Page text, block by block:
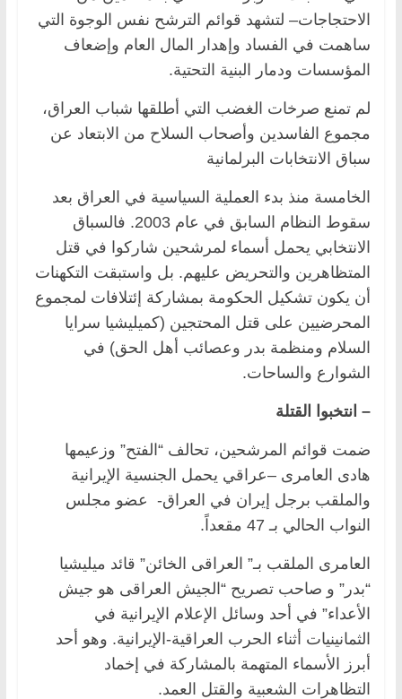
الاحتجاجات– لتشهد قوائم الترشح نفس الوجوة التي
ساهمت في الفساد وإهدار المال العام وإضعاف
المؤسسات ودمار البنية التحتية.
لم تمنع صرخات الغضب التي أطلقها شباب العراق،
مجموع الفاسدين وأصحاب السلاح من الابتعاد عن
سباق الانتخابات البرلمانية
الخامسة منذ بدء العملية السياسية في العراق بعد
سقوط النظام السابق في عام 2003. فالسباق
الانتخابي يحمل أسماء لمرشحين شاركوا في قتل
المتظاهرين والتحريض عليهم. بل واستبقت التكهنات
أن يكون تشكيل الحكومة بمشاركة إئتلافات لمجموع
المحرضيين على قتل المحتجين (كميليشيا سرايا
السلام ومنظمة بدر وعصائب أهل الحق) في
الشوارع والساحات.
– انتخبوا القتلة
ضمت قوائم المرشحين، تحالف “الفتح” وزعيمها
هادى العامرى –عراقي يحمل الجنسية الإيرانية
والملقب برجل إيران في العراق- عضو مجلس
النواب الحالي بـ 47 مقعداً.
العامرى الملقب بـ” العراقى الخائن” قائد ميليشيا
“بدر” و صاحب تصريح “الجيش العراقى هو جيش
الأعداء” في أحد وسائل الإعلام الإيرانية في
الثمانينيات أثناء الحرب العراقية-الإيرانية. وهو أحد
أبرز الأسماء المتهمة بالمشاركة في إخماد
التظاهرات الشعبية والقتل العمد.